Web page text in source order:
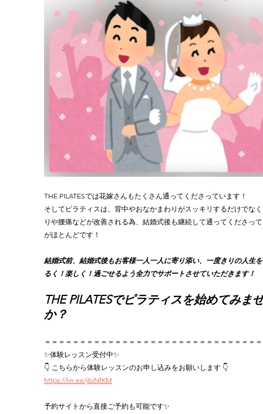
THE PILATESでは花嫁さんもたくさん通ってくださっています！
そしてピラティスは、背中やおなかまわりがスッキリするだけでな
りや腰痛などが改善される為、結婚式後も継続して通ってくださっ
がほとんどです！
結婚式前、結婚式後もお客様一人一人に寄り添い、一度きりの人生
るく！楽しく！過ごせるよう全力でサポートさせていただきます！
THE PILATESでピラティスを始めてみま
か？
＝＝＝＝＝＝＝＝＝＝＝＝＝＝＝＝＝＝＝＝＝＝＝＝＝＝＝＝＝＝
✨体験レッスン受付中✨
👇 こちらから体験レッスンのお申し込みをお願いします 👇
https://lin.ee/jbiNfKM
予約サイトから直接ご予約も可能です✨